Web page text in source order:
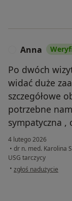
Anna
Po dwóch
widać duże
szczegółowe
potrzebne
sympatyczna ,
4 lutego 2026
• dr n. med. Karolina
USG tarczycy
• w opinii użytkownika
zgłoś nadużycie